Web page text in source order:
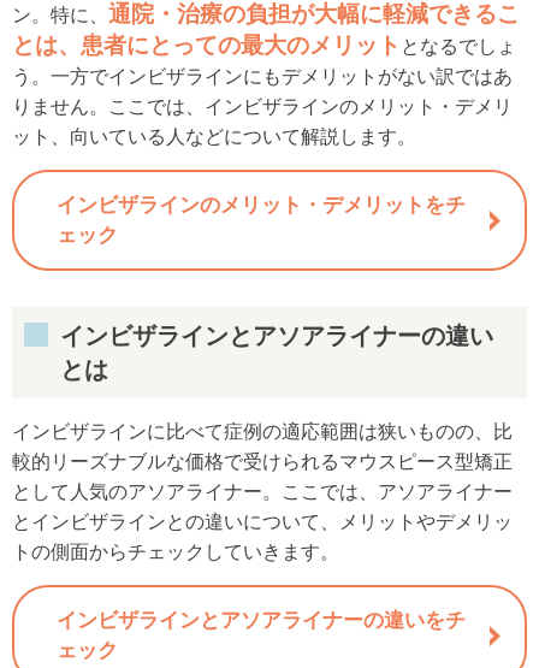
ン。特に、 通院・治療の負担が大幅に軽減できるこ
とは、患者にとっての最大のメリット となるでしょ
う。一方でインビザラインにもデメリットがない訳ではあ
りません。ここでは、インビザラインのメリット・デメリ
ット、向いている人などについて解説します。
インビザラインのメリット・デメリットをチ
ェック
インビザラインとアソアライナーの違い
とは
インビザラインに比べて症例の適応範囲は狭いものの、比
較的リーズナブルな価格で受けられるマウスピース型矯正
として人気のアソアライナー。ここでは、アソアライナー
とインビザラインとの違いについて、メリットやデメリッ
トの側面からチェックしていきます。
インビザラインとアソアライナーの違いをチ
ェック